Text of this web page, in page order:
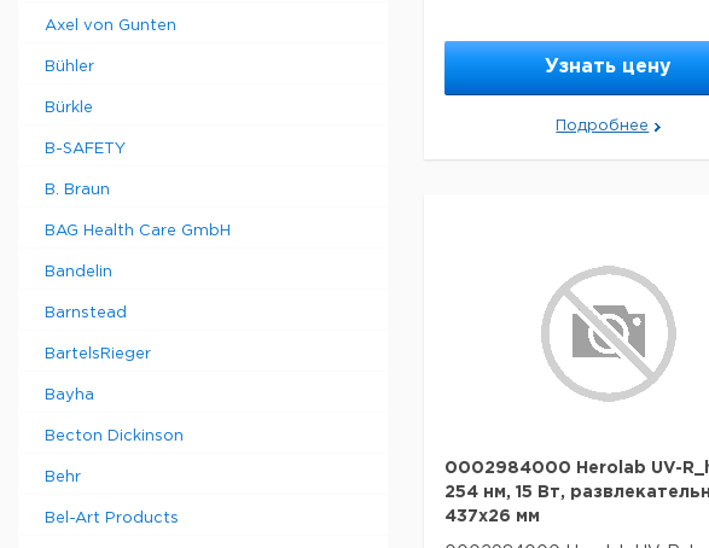
Axel von Gunten
Bühler
Bürkle
B-SAFETY
B. Braun
BAG Health Care GmbH
Bandelin
Barnstead
BartelsRieger
Bayha
Becton Dickinson
Behr
Bel-Art Products
Узнать цену
Подробнее
0002984000 Herolab UV-
254 нм, 15 Вт,
437x26 мм